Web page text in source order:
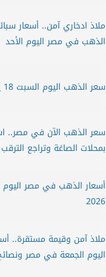
الذهب في مصر اليوم الأحد
سعر الذهب اليوم السبت 18 يوليو 2026
سعر الذهب الآن في مصر..
بمحلات الصاغة وتراجع
2026
ملاذ آمن وقيمة مستقرة..
اليوم الجمعة في مصر